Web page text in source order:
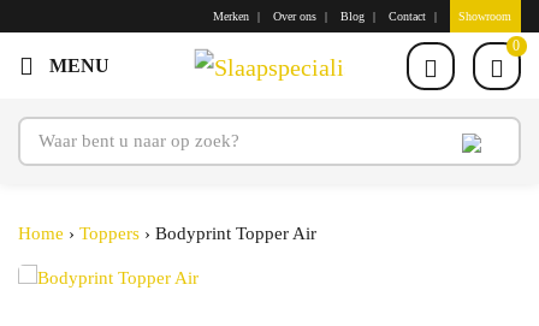
Merken Over ons Blog Contact Showroom
0
Home › Toppers › Bodyprint Topper Air